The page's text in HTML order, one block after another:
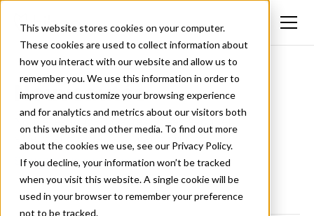
This website stores cookies on your computer.
These cookies are used to collect information about
how you interact with our website and allow us to
remember you. We use this information in order to
improve and customize your browsing experience
and for analytics and metrics about our visitors both
on this website and other media. To find out more
about the cookies we use, see our Privacy Policy.
If you decline, your information won’t be tracked
when you visit this website. A single cookie will be
used in your browser to remember your preference
not to be tracked.
Nouveautés
Nouvelles fonctionnalités, mises à jour et
Suivez-nous sur LinkedIn